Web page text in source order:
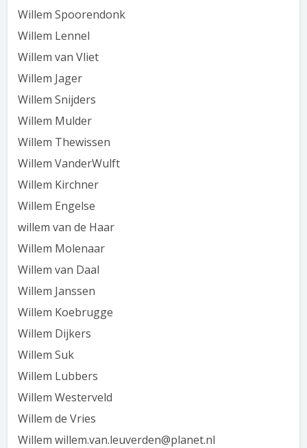
Willem Spoorendonk
Willem Lennel
Willem van Vliet
Willem Jager
Willem Snijders
Willem Mulder
Willem Thewissen
Willem VanderWulft
Willem Kirchner
Willem Engelse
willem van de Haar
Willem Molenaar
Willem van Daal
Willem Janssen
Willem Koebrugge
Willem Dijkers
Willem Suk
Willem Lubbers
Willem Westerveld
Willem de Vries
Willem willem.van.leuverden@planet.nl